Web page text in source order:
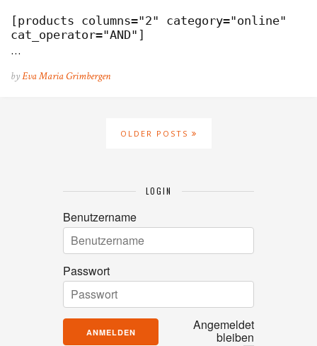
[products columns="2" category="online"
cat_operator="AND"]
…
byEva Maria Grimbergen
OLDER POSTS
LOGIN
Benutzername
Passwort
Angemeldet
bleiben